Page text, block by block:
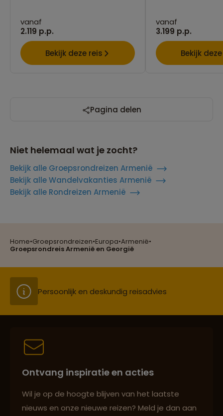
Home•Groepsrondreizen•Europa•Armenië•
Groepsrondreis Armenië en Georgië
vanaf
2.119 p.p.
Bekijk deze reis
vanaf
3.199 p.p.
Bekijk
Pagina delen
Niet helemaal wat je zocht?
Bekijk alle Groepsrondreizen Armenië
Bekijk alle Wandelvakanties Armenië
Bekijk alle Rondreizen Armenië
Reizen met oog voor mens, cultuur en milieu
Groepsreizen mét indivuele vrijheid
Persoonlijk en deskundig reisadvies
Best beoordeelde reisroutes
Ontvang inspiratie en acties
Wil je op de hoogte blijven van het laatste
nieuws en onze nieuwe reizen? Meld je dan aan